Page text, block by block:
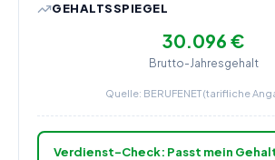
GEHALTSSPIEGEL
30.096 €
Brutto-Jahresgehalt
Quelle: BERUFENET (tarifliche
Verdienst-Check: Passt mein